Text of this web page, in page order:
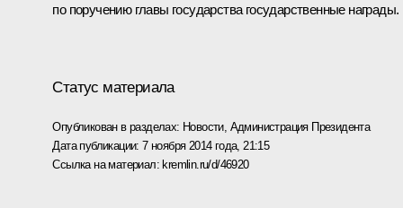
по поручению главы государства государственные награды.
Статус материала
Опубликован в разделах: Новости, Администрация Президента
Дата публикации:7 ноября 2014 года, 21:15
Ссылка на материал: kremlin.ru/d/46920